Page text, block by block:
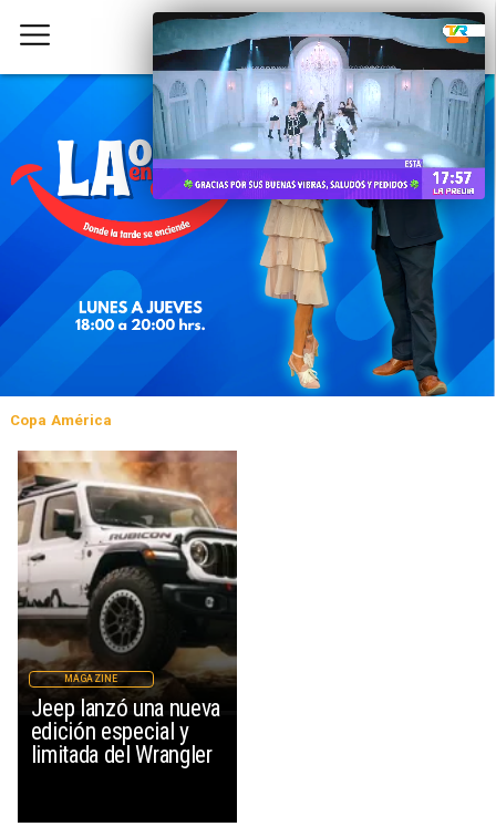
Copa América
Jeep lanzó una nueva
edición especial y
limitada del Wrangler
MAGAZINE